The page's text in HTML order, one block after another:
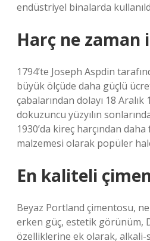
endüstriyel binalarda
Harç ne zaman
1794’te Joseph Aspdin
büyük ölçüde daha güçlü
çabalarından dolayı 18
dokuzuncu yüzyılın
1930’da kireç harçından
malzemesi olarak popüler
En kaliteli
Beyaz Portland çimentosu,
erken güç, estetik görünüm,
özelliklerine ek olarak, alkali-